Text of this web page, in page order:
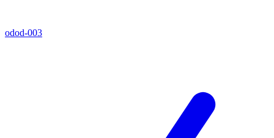
odod-003